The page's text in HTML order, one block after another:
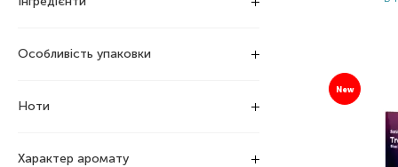
Особливість упаковки
Ноти
Характер аромату
New